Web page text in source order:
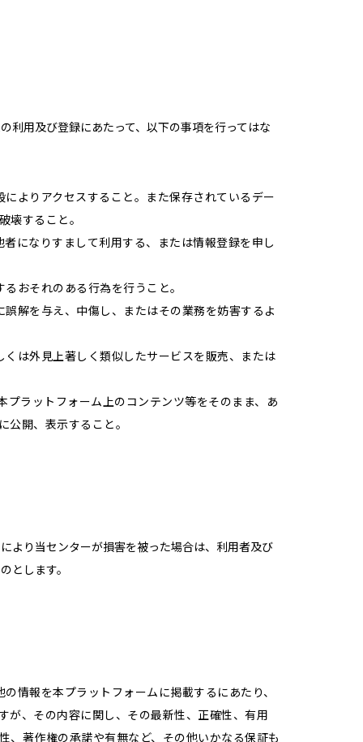
利用及び登録にあたって、以下の事項を行ってはな
よりアクセスすること。また保存されているデー
壊すること。
になりすまして利用する、または情報登録を申し
おそれのある行為を行うこと。
解を与え、中傷し、またはその業務を妨害するよ
は外見上著しく類似したサービスを販売、または
プラットフォーム上のコンテンツ等をそのまま、あ
公開、表示すること。
より当センターが損害を被った場合は、利用者及び
とします。
情報を本プラットフォームに掲載するにあたり、
が、その内容に関し、その最新性、正確性、有用
、著作権の承諾や有無など、その他いかなる保証も